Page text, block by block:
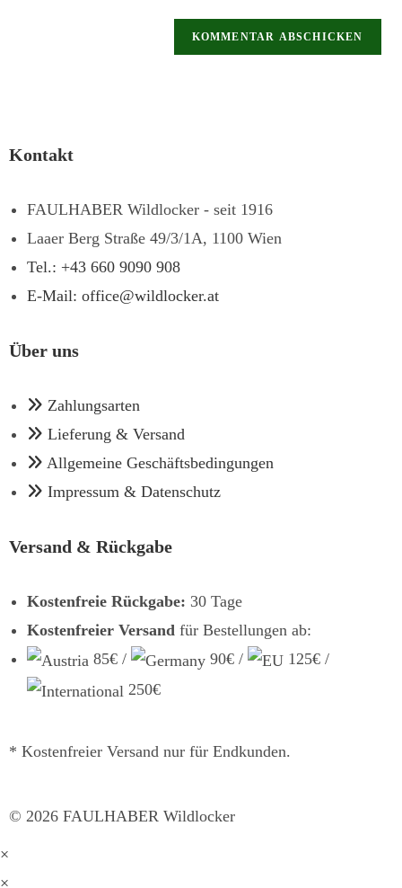
Kontakt
FAULHABER Wildlocker - seit 1916
Laaer Berg Straße 49/3/1A, 1100 Wien
Tel.: +43 660 9090 908
E-Mail: office@wildlocker.at
Über uns
Zahlungsarten
Lieferung & Versand
Allgemeine Geschäftsbedingungen
Impressum & Datenschutz
Versand & Rückgabe
Kostenfreie Rückgabe: 30 Tage
Kostenfreier Versand für Bestellungen ab:
85€ /
90€ /
125€ /
250€
* Kostenfreier Versand nur für Endkunden.
© 2026 FAULHABER Wildlocker
×
×